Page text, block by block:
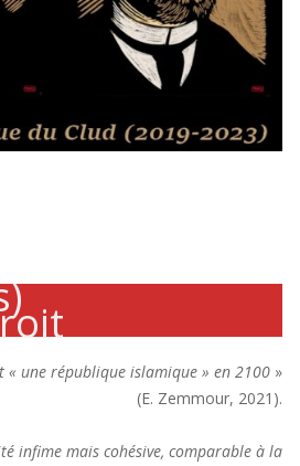
« une république islamique » en 2100 »
(E. Zemmour, 2021).
infime mais cohésive, comparable à la